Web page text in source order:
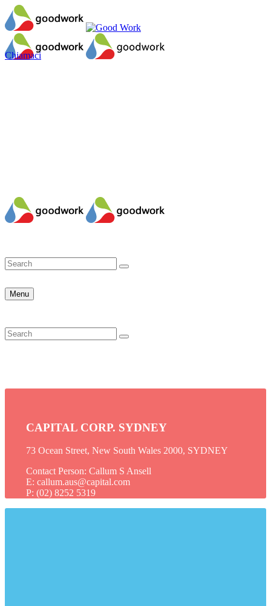
Chiamaci
Menu
CAPITAL CORP. SYDNEY
73 Ocean Street, New South Wales 2000, SYDNEY
Contact Person: Callum S Ansell
E: callum.aus@capital.com
P: (02) 8252 5319